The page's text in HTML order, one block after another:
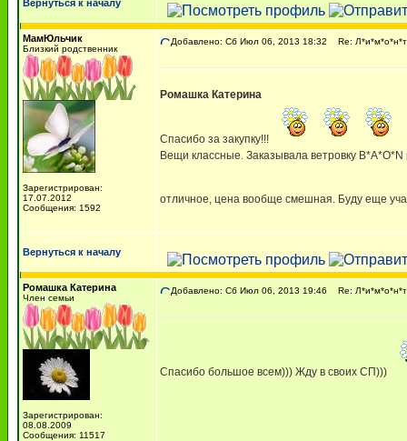
Вернуться к началу
МамЮльчик
Близкий родственник
Зарегистрирован:
17.07.2012
Сообщения: 1592
Добавлено: Сб Июл 06, 2013 18:32 Re:
Ромашка Катерина
Спасибо за закупку!!!
Вещи классные. Заказывала ветровку
отличное, цена вообще смешная. Буду еще
Вернуться к началу
Ромашка Катерина
Член семьи
Зарегистрирован:
08.08.2009
Сообщения: 11517
Добавлено: Сб Июл 06, 2013 19:46 Re:
Спасибо большое всем))) Жду в своих СП)))